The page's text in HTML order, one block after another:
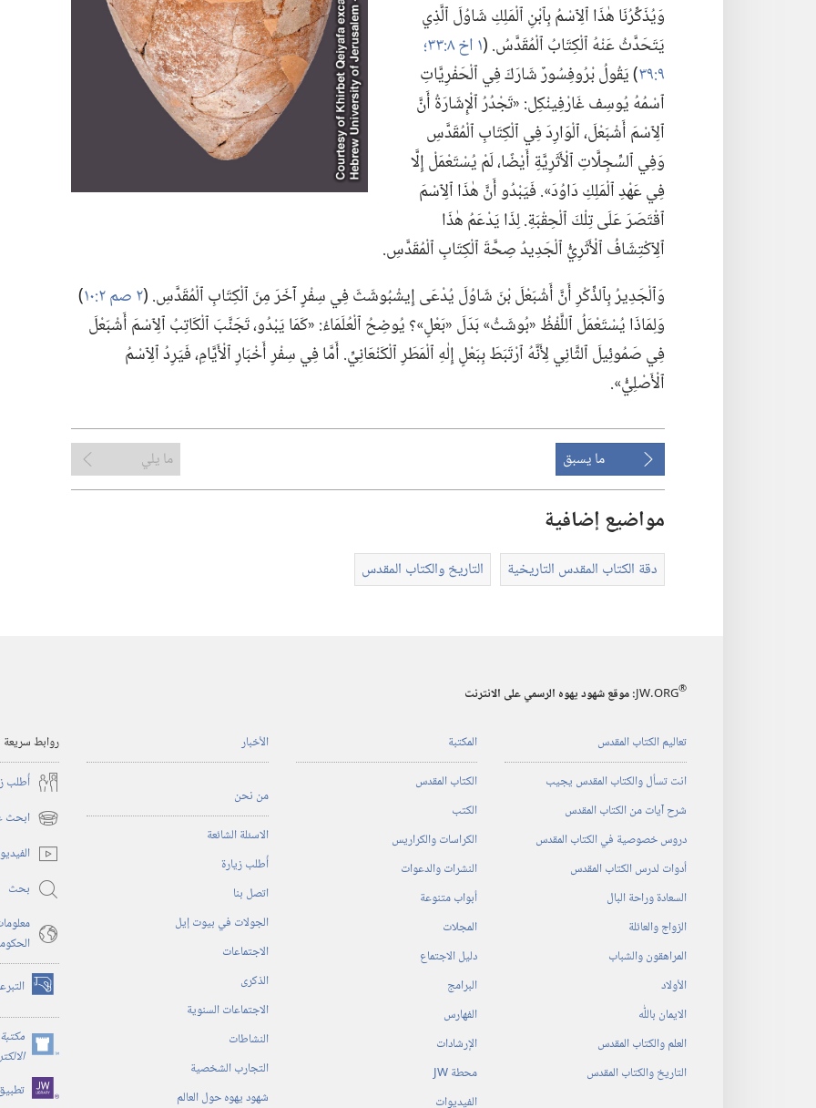
وَيُذَكِّرُنَا هٰذَا ٱلِٱسْمُ بِٱبْنِ ٱلْمَلِكِ شَاوُلَ ٱلَّذِي
يَتَحَدَّثُ عَنْهُ ٱلْكِتَابُ ٱلْمُقَدَّسُ.‏ (‏١ اخ ٨:‏٣٣؛‏
٩:‏٣٩
‏)‏ يَقُولُ بْرُوفِسُورٌ شَارَكَ فِي ٱلْحَفْرِيَّاتِ
ٱسْمُهُ يُوسِف غَارْفِينْكِل:‏ «تَجْدُرُ ٱلْإِشَارَةُ أَنَّ
ٱلِٱسْمَ أَشْبَعْلَ،‏ ٱلْوَارِدَ فِي ٱلْكِتَابِ ٱلْمُقَدَّسِ
وَفِي ٱلسِّجِلَّاتِ ٱلْأَثَرِيَّةِ أَيْضًا،‏ لَمْ يُسْتَعْمَلْ إِلَّا
فِي عَهْدِ ٱلْمَلِكِ دَاوُدَ».‏ فَيَبْدُو أَنَّ هٰذَا ٱلِٱسْمَ
ٱقْتَصَرَ عَلَى تِلْكَ ٱلْحِقْبَةِ.‏ لِذَا يَدْعَمُ هٰذَا
ٱلِٱكْتِشَافُ ٱلْأَثَرِيُّ ٱلْجَدِيدُ صِحَّةَ ٱلْكِتَابِ ٱلْمُقَدَّسِ.‏
وَٱلْجَدِيرُ بِٱلذِّكْرِ أَنَّ أَشْبَعْلَ بْنَ شَاوُلَ يُدْعَى إِيشْبُوشَثَ فِي سِفْرٍ آخَرَ مِنَ ٱلْكِتَابِ ٱلْمُقَدَّسِ.‏ (‏٢ صم ٢:‏١٠
‏)‏
وَلِمَاذَا يُسْتَعْمَلُ ٱللَّفْظُ «بُوشَثُ» بَدَلَ «بَعْلٍ»؟‏ يُوضِحُ ٱلْعُلَمَاءُ:‏ «كَمَا يَبْدُو،‏ تَجَنَّبَ ٱلْكَاتِبُ ٱلِٱسْمَ أَشْبَعْلَ
فِي صَمُوئِيلَ ٱلثَّانِي لِأَنَّهُ ٱرْتَبَطَ بِبَعْلٍ إِلٰهِ ٱلْمَطَرِ ٱلْكَنْعَانِيِّ.‏ أَمَّا فِي سِفْرِ أَخْبَارِ ٱلْأَيَّامِ،‏ فَيَرِدُ ٱلِٱسْمُ
ٱلْأَصْلِيُّ».‏
ما يسبق ما يلي
مواضيع إضافية
دقة الكتاب المقدس التاريخية التاريخ والكتاب المقدس
JW.ORG® :‏ موقع شهود يهوه الرسمي على الانترنت
تعاليم الكتاب المقدس
انت تسأل والكتاب المقدس يجيب
شرح آيات من الكتاب المقدس
دروس خصوصية في الكتاب المقدس
أدوات لدرس الكتاب المقدس
السعادة وراحة البال
الزواج والعائلة
المراهقون والشباب
الأولاد
الايمان باللّٰه
العلم والكتاب المقدس
التاريخ والكتاب المقدس
المكتبة
الكتاب المقدس
الكتب
الكراسات والكراريس
النشرات والدعوات
أبواب متنوعة
المجلات
دليل الاجتماع
البرامج
الفهارس
الإرشادات
محطة‏ ‏JW
الفيديوات
الأخبار
من نحن
الاسئلة الشائعة
أُطلب زيارة
اتصل بنا
الجولات في بيوت إيل
الاجتماعات
الذكرى
الاجتماعات السنوية
النشاطات
التجارب الشخصية
شهود يهوه حول العالم
روابط سريعة
أُطلب
ابحث (يفتح
نافذة
جديدة)
بحث
(يفتح
نافذة
جديدة)
(يفتح
نافذة
جديدة)